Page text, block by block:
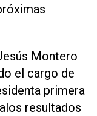
Montero
el cargo de
primera
resultados